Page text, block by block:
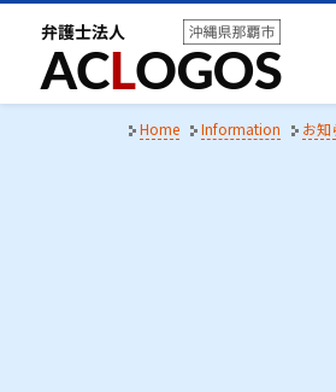
p
Home Information お知